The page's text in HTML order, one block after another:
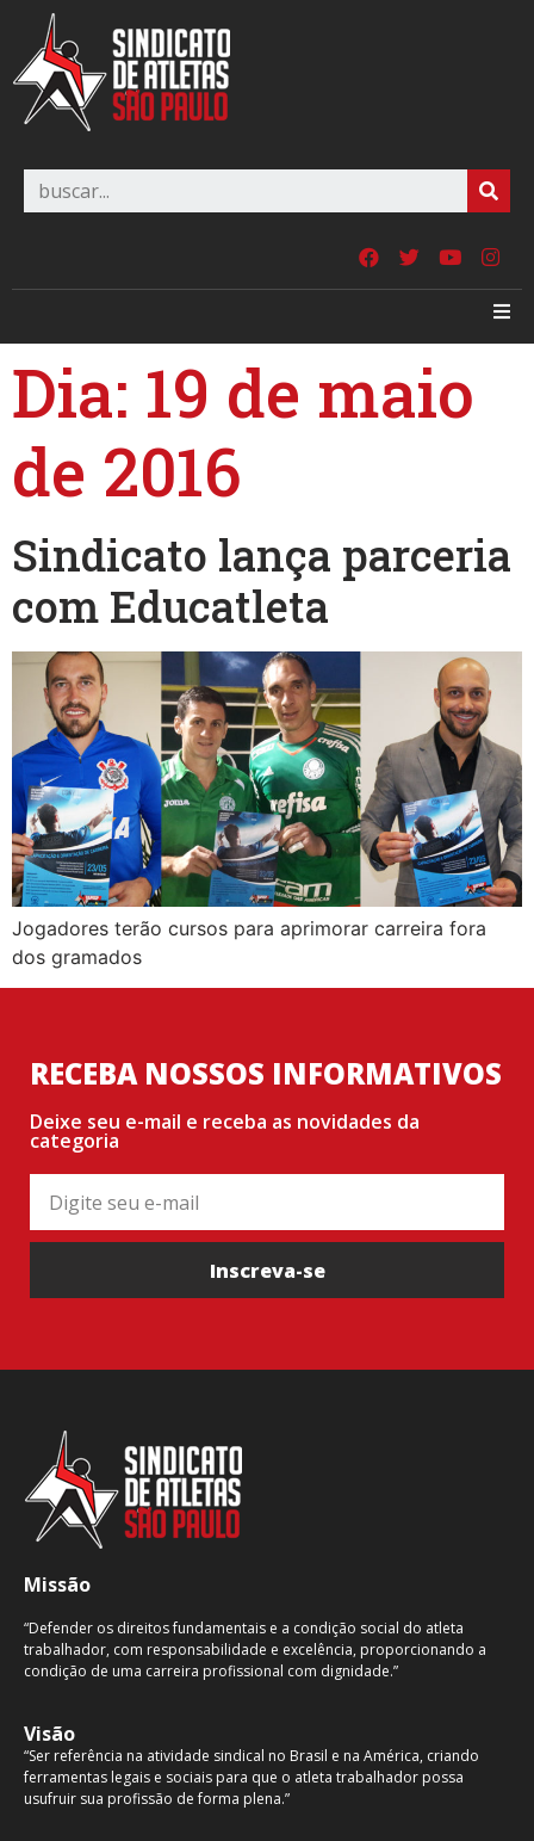
Dia: 19 de maio
de 2016
Sindicato lança parceria
com Educatleta
Jogadores terão cursos para aprimorar carreira fora
dos gramados
RECEBA NOSSOS INFORMATIVOS
Deixe seu e-mail e receba as novidades da
categoria
Inscreva-se
Missão
“Defender os direitos fundamentais e a condição social do atleta
trabalhador, com responsabilidade e excelência, proporcionando a
condição de uma carreira profissional com dignidade.”
Visão
“Ser referência na atividade sindical no Brasil e na América, criando
ferramentas legais e sociais para que o atleta trabalhador possa
usufruir sua profissão de forma plena.”